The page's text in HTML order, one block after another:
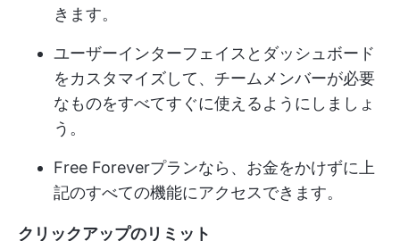
きます。
ユーザーインターフェイスとダッシュボード
をカスタマイズして、チームメンバーが必要
なものをすべてすぐに使えるようにしましょ
う。
Free Foreverプランなら、お金をかけずに上
記のすべての機能にアクセスできます。
クリックアップのリミット